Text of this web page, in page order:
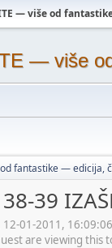
— više od
— više
fantastike — edicija,
39
01-2011, 16:09:06
are viewing this